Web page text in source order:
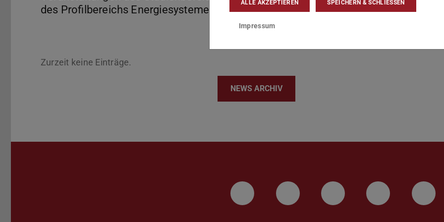
des Profilbereichs Energiesysteme der Zukunft.
Zurzeit keine Einträge.
NEWS ARCHIV
LinkedIn-Seite der TU Darmstadt
Instagram-Kanal der TU
Bluesky-Kanal der
ALLE AKZEPTIEREN SPEICHERN & SCHLIESSEN
Impressum